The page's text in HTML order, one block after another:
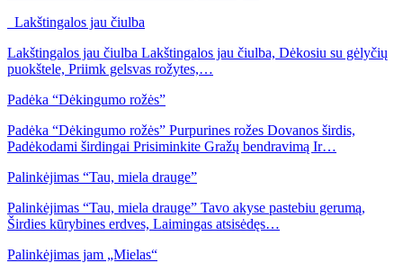
Lakštingalos jau čiulba
Lakštingalos jau čiulba Lakštingalos jau čiulba, Dėkosiu su gėlyčių
puokštele, Priimk gelsvas rožytes,…
Padėka “Dėkingumo rožės”
Padėka “Dėkingumo rožės” Purpurines rožes Dovanos širdis,
Padėkodami širdingai Prisiminkite Gražų bendravimą Ir…
Palinkėjimas “Tau, miela drauge”
Palinkėjimas “Tau, miela drauge” Tavo akyse pastebiu gerumą,
Širdies kūrybines erdves, Laimingas atsisėdęs…
Palinkėjimas jam „Mielas“